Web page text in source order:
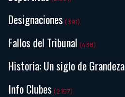
Designaciones (391)
Fallos del Tribunal (438)
Historia: Un siglo de Grandeza
Info Clubes (2.157)